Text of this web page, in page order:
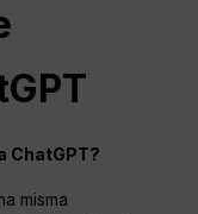
ChatGPT?
misma